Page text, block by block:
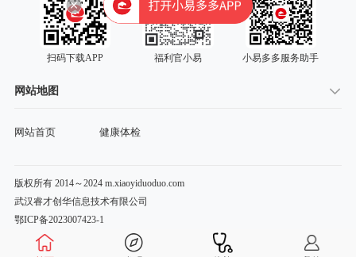
扫码下载APP 福利官小易 小易多多服务助手
网站地图
网站首页 健康体检
版权所有 2014～2024 m.xiaoyiduoduo.com
武汉睿才创华信息技术有限公司
鄂ICP备2023007423-1